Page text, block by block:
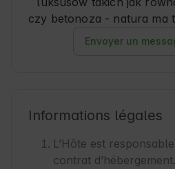
czy betonoza - natura ma
Envoyer un
Informations légales
L’Hôte est
contrat